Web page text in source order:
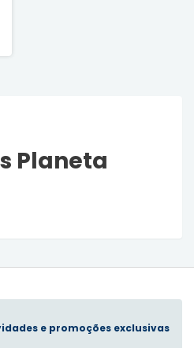
Planeta
e promoções exclusivas